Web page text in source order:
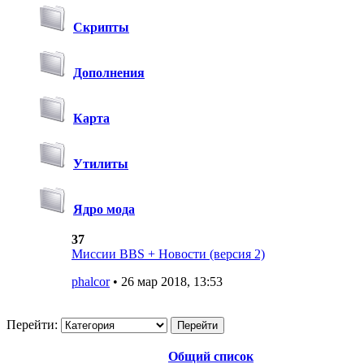
Скрипты
Дополнения
Карта
Утилиты
Ядро мода
37
Миссии BBS + Новости (версия 2)
phalcor• 26 мар 2018, 13:53
Перейти:
Общий список